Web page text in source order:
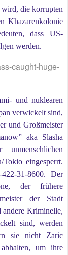
wird, die korrupten
Khazarenkolonie
dass US-
werden.
caught-huge-
und nuklearen
verwickelt sind,
und Großmeister
aka Slasha
eingesperrt.
31-8600. Der
der frühere
der Stadt
andere Kriminelle,
sind, werden
sie nicht Zaric
abhalten, um ihre